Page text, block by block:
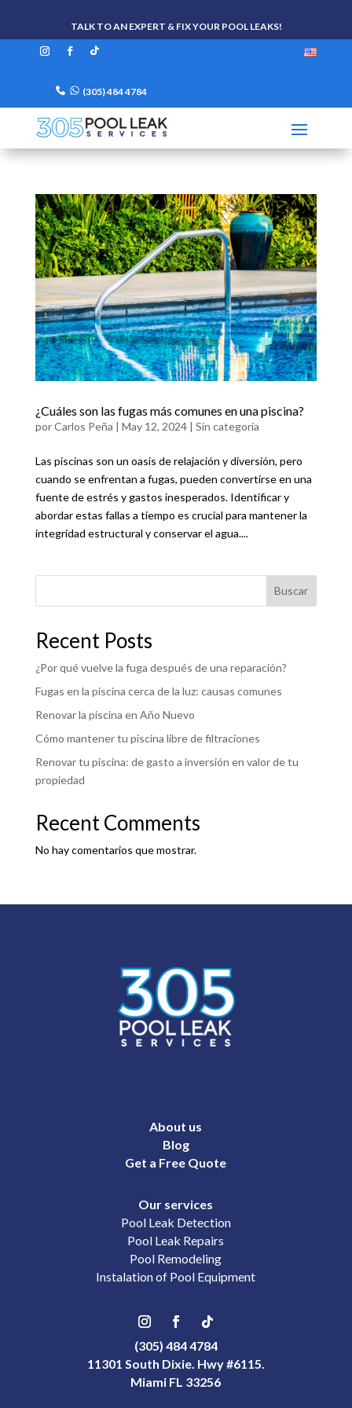
TALK TO AN EXPERT & FIX YOUR POOL LEAKS!
(305) 484 4784
¿Cuáles son las fugas más comunes en una piscina?
porCarlos Peña | May 12, 2024| Sin categoría
Las piscinas son un oasis de relajación y diversión, pero
cuando se enfrentan a fugas, pueden convertirse en una
fuente de estrés y gastos inesperados. Identificar y
abordar estas fallas a tiempo es crucial para mantener la
integridad estructural y conservar el agua....
Buscar
Recent Posts
¿Por qué vuelve la fuga después de una reparación?
Fugas en la piscina cerca de la luz: causas comunes
Renovar la piscina en Año Nuevo
Cómo mantener tu piscina libre de filtraciones
Renovar tu piscina: de gasto a inversión en valor de tu
propiedad
Recent Comments
No hay comentarios que mostrar.
About us
Blog
Get a Free Quote
Our services
Pool Leak Detection
Pool Leak Repairs
Pool Remodeling
Instalation of Pool Equipment
(305) 484 4784
11301 South Dixie. Hwy #6115.
Miami FL 33256